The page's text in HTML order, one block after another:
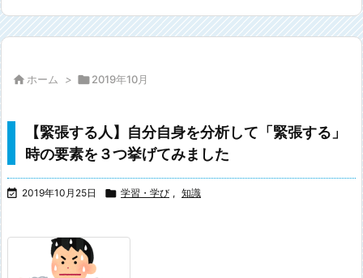
 ホーム > 2019年10月
【緊張する人】自分自身を分析して「緊張する」
時の要素を３つ挙げてみました
 2019年10月25日  学習・学び , 知識